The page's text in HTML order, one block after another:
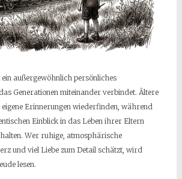
ein außergewöhnlich persönliches
Generationen miteinander verbindet. Ältere
Erinnerungen wiederfinden, während
Einblick in das Leben ihrer Eltern
Wer ruhige, atmosphärische
und viel Liebe zum Detail schätzt, wird
lesen.